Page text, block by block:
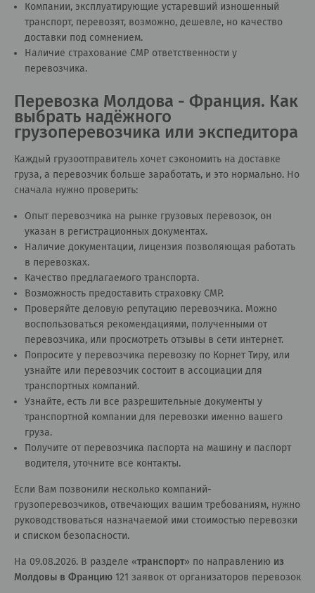
Компании, эксплуатирующие устаревший изношенный
транспорт, перевозят, возможно, дешевле, но качество
доставки под сомнением.
Наличие страхование СМР ответственности у
перевозчика.
Перевозка Молдова - Франция. Как
выбрать надёжного
грузоперевозчика или экспедитора
Каждый грузоотправитель хочет сэкономить на доставке
груза, а перевозчик больше заработать, и это нормально. Но
сначала нужно проверить:
Опыт перевозчика на рынке грузовых перевозок, он
указан в регистрационных документах.
Наличие документации, лицензия позволяющая работать
в перевозках.
Качество предлагаемого транспорта.
Возможность предоставить страховку СМР.
Проверяйте деловую репутацию перевозчика. Можно
воспользоваться рекомендациями, полученными от
перевозчика, или просмотреть отзывы в сети интернет.
Попросите у перевозчика перевозку по Корнет Тиру, или
узнайте или перевозчик состоит в ассоциации для
транспортных компаний.
Узнайте, есть ли все разрешительные документы у
транспортной компании для перевозки именно вашего
груза.
Получите от перевозчика паспорта на машину и паспорт
водителя, уточните все контакты.
Если Вам позвонили несколько компаний-
грузоперевозчиков, отвечающих вашим требованиям, нужно
руководствоваться назначаемой ими стоимостью перевозки
и списком безопасности.
На 09.08.2026. В разделе «транспорт» по направлению из
Молдовы в Францию 121 заявок от организаторов перевозок